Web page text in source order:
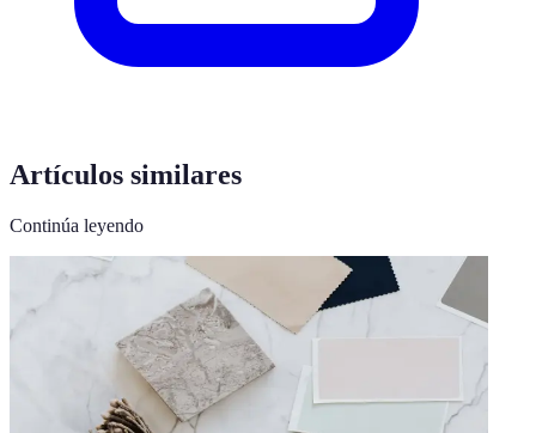
Artículos similares
Continúa leyendo